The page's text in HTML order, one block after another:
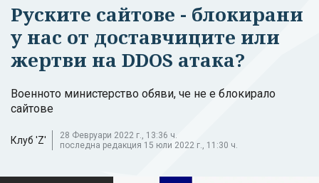
Руските сайтове - блокирани
у нас от доставчиците или
жертви на DDOS атака?
Военното министерство обяви, че не е блокирало
сайтове
Клуб 'Z'
28 Февруари 2022 г., 13:36 ч.
последна редакция 15 юли 2022 г., 11:30 ч.